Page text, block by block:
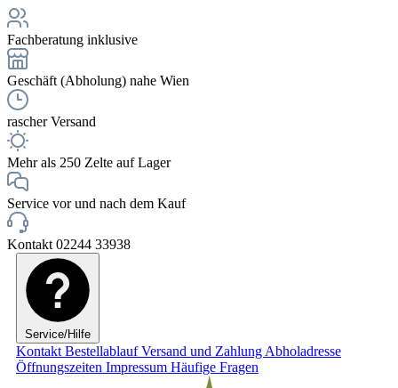
Fachberatung inklusive
Geschäft (Abholung) nahe Wien
rascher Versand
Mehr als 250 Zelte auf Lager
Service vor und nach dem Kauf
Kontakt 02244 33938
Service/Hilfe
Kontakt BestellablaufVersand und Zahlung Abholadresse
Öffnungszeiten Impressum Häufige Fragen